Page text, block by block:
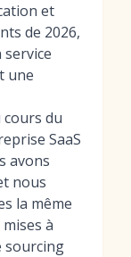
et
de 2026,
une
du
SaaS
avons
nous
la même
à
sourcing